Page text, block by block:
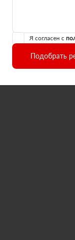
Я согласен с
Подобрать